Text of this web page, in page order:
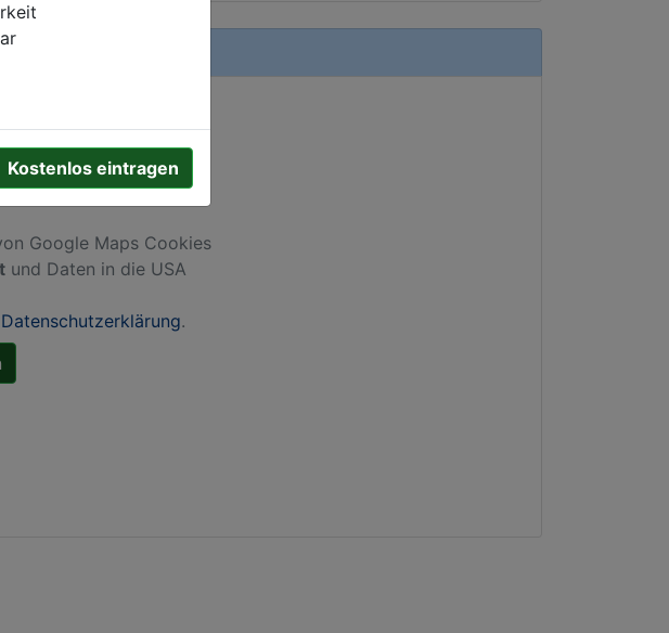
Google Maps Cookies
und Daten in die USA
Datenschutzerklärung.
Kostenlos eintragen